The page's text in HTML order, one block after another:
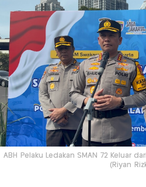
ABH Pelaku Ledakan SMAN 72 Keluar
(Riyan